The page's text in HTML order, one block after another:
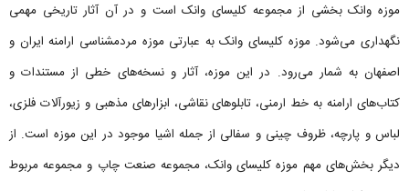
موزه وانک بخشی از مجموعه کلیسای وانک است و در آن آثار تاریخی مهمی
نگهداری می‌شود. موزه کلیسای وانک به عبارتی موزه مردمشناسی ارامنه ایران و
اصفهان به شمار می‌رود. در این موزه، آثار و نسخه‌های خطی از مستندات و
کتاب‌های ارامنه به خط ارمنی، تابلوهای نقاشی، ابزارهای مذهبی و زیورآلات فلزی،
لباس و پارچه، ظروف چینی و سفالی از جمله اشیا موجود در این موزه است. از
دیگر بخش‌های مهم موزه کلیسای وانک، مجموعه صنعت چاپ و مجموعه مربوط